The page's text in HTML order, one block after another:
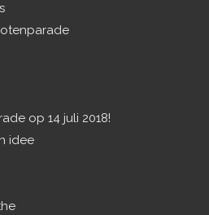
op 14 juli 2018!
idee